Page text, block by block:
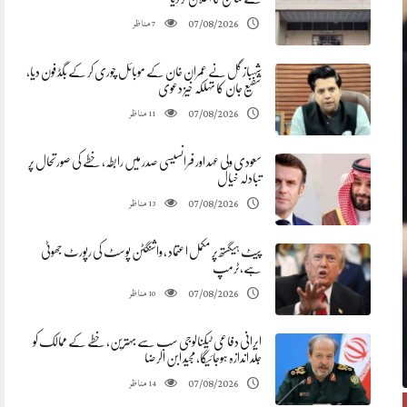
07/08/2026
7مناظر
شہباز گل نے عمران خان کے موبائل چوری کر کے بگڈ فون دیا،
شفیع جان کا تہلکہ خیز دعوی
07/08/2026
11مناظر
سعودی ولی عہد اور فرانسیسی صدر میں رابطہ، خطے کی صورتحال پر
تبادلہ خیال
07/08/2026
13مناظر
پیٹ ہیگستھ پر مکمل اعتماد ، واشنگٹن پوسٹ کی رپورٹ جھوٹی
ہے،ٹرمپ
07/08/2026
10مناظر
ایرانی دفاعی ٹیکنالوجی سب سے بہترین، خطے کے ممالک کو
جلد اندازہ ہوجائیگا، مجید ابن الرضا
07/08/2026
14مناظر